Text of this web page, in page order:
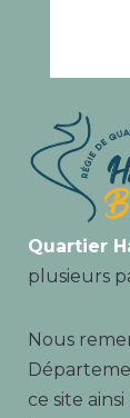
Quartier
plusieurs
Nous
ce site